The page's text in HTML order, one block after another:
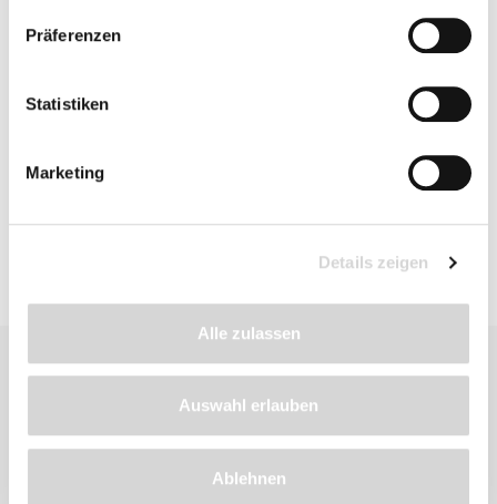
Präferenzen
Statistiken
Marketing
Details zeigen
Alle zulassen
Auswahl erlauben
Ablehnen
Bewertungen